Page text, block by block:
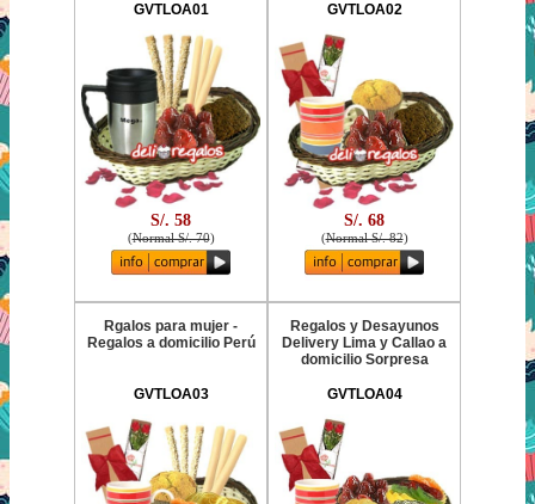
GVTLOA01
S/. 58
(Normal S/. 70)
GVTLOA02
S/. 68
(Normal S/. 82)
Rgalos para mujer -
Regalos a domicilio Perú
GVTLOA03
Regalos y Desayunos
Delivery Lima y Callao a
domicilio Sorpresa
GVTLOA04